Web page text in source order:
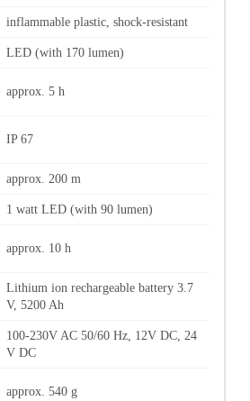
inflammable plastic, shock-resistant
LED (with 170 lumen)
approx. 5 h
IP 67
approx. 200 m
1 watt LED (with 90 lumen)
approx. 10 h
Lithium ion rechargeable battery 3.7
V, 5200 Ah
100-230V AC 50/60 Hz, 12V DC, 24
V DC
approx. 540 g